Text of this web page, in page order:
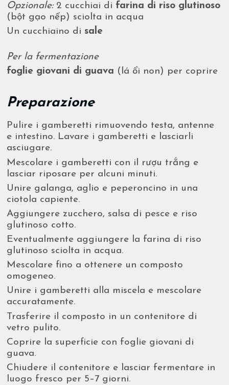
Opzionale:2 cucchiai di farina di riso glutinoso
(bột gạo nếp) sciolta in acqua
Un cucchiaino disale
Per la fermentazione
foglie giovani di guava (lá ổi non) per coprire
Preparazione
Pulire i gamberetti rimuovendo testa, antenne
e intestino. Lavare i gamberetti e lasciarli
asciugare.
Mescolare i gamberetti con il rượu trắng e
lasciar riposare per alcuni minuti.
Unire galanga, aglio e peperoncino in una
ciotola capiente.
Aggiungere zucchero, salsa di pesce e riso
glutinoso cotto.
Eventualmente aggiungere la farina di riso
glutinoso sciolta in acqua.
Mescolare fino a ottenere un composto
omogeneo.
Unire i gamberetti alla miscela e mescolare
accuratamente.
Trasferire il composto in un contenitore di
vetro pulito.
Coprire la superficie con foglie giovani di
guava.
Chiudere il contenitore e lasciar fermentare in
luogo fresco per 5–7 giorni.